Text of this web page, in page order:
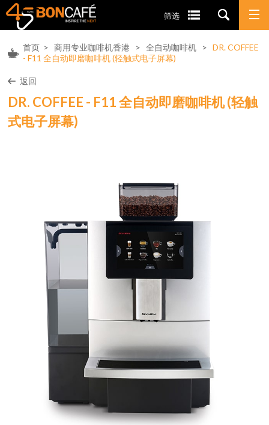
筛选
首页 >商用专业咖啡机香港 >全自动咖啡机 >DR. COFFEE
- F11 全自动即磨咖啡机 (轻触式电子屏幕)
返回
DR. COFFEE - F11 全自动即磨咖啡机 (轻触
式电子屏幕)